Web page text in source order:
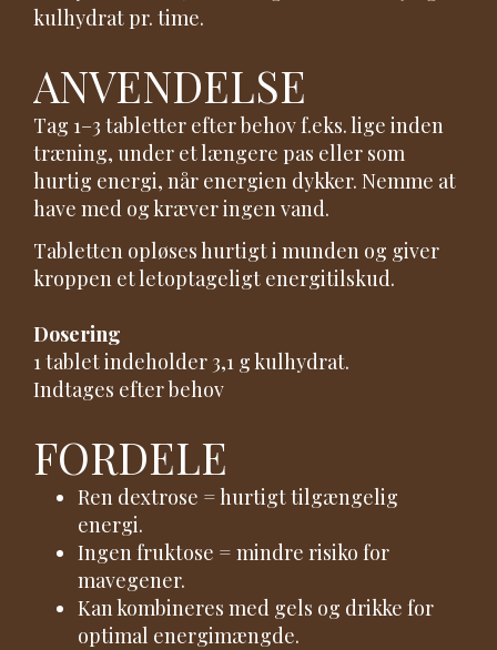
kulhydrat pr. time.
ANVENDELSE
Tag 1–3 tabletter efter behov f.eks. lige inden
træning, under et længere pas eller som
hurtig energi, når energien dykker. Nemme at
have med og kræver ingen vand.
Tabletten opløses hurtigt i munden og giver
kroppen et letoptageligt energitilskud.
Dosering
1 tablet indeholder 3,1 g kulhydrat.
Indtages efter behov
FORDELE
Ren dextrose = hurtigt tilgængelig
energi.
Ingen fruktose = mindre risiko for
mavegener.
Kan kombineres med gels og drikke for
optimal energimængde.